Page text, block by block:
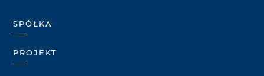
SPÓŁKA
PROJEKT